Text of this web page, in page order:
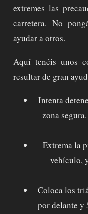
extremes las
carretera. No
ayudar a otros.
Aquí tenéis unos
resultar de gran
Intenta
zona
Extrema la
vehículo,
Coloca los
por delante y